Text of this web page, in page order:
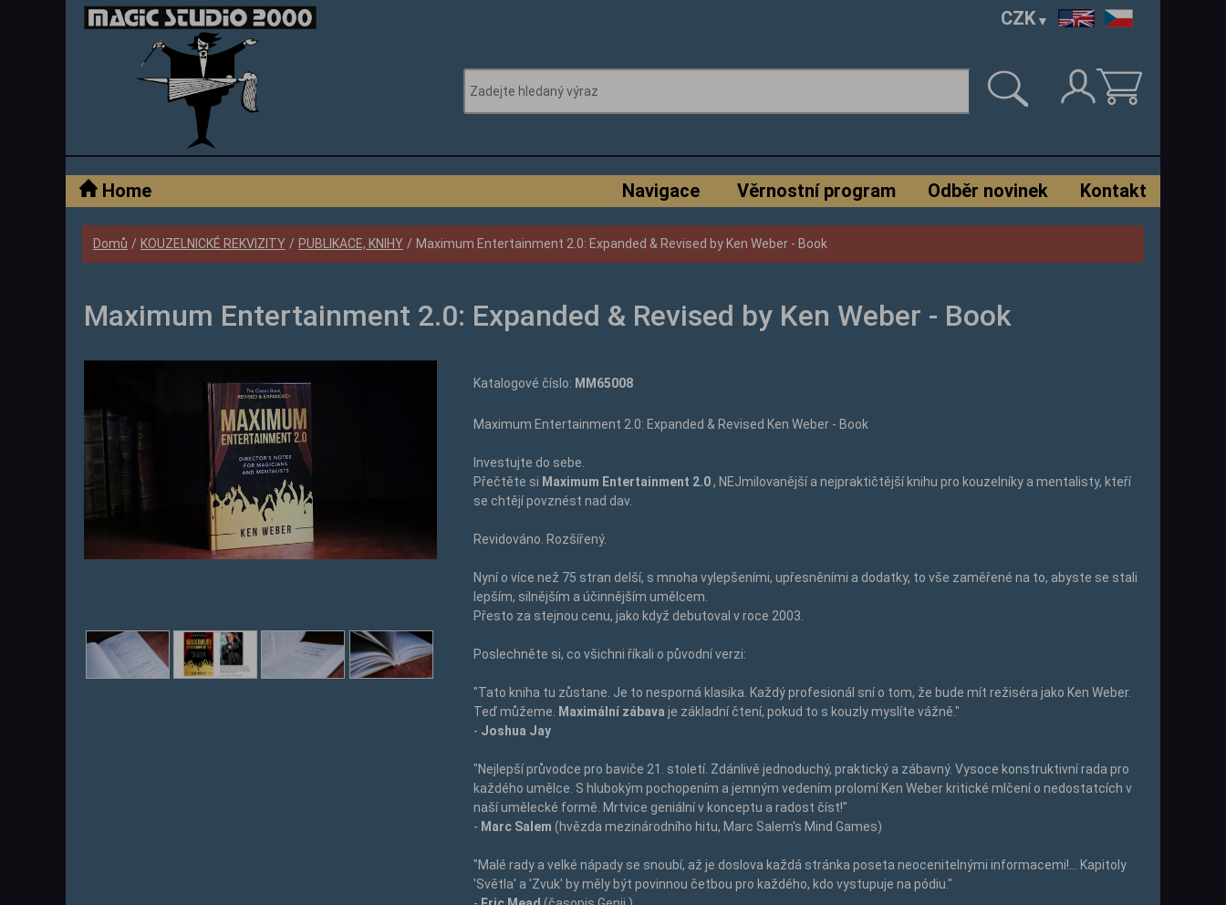
CZK
Home Navigace Věrnostní program Odběr novinek Kontakt
Domů / KOUZELNICKÉ REKVIZITY / PUBLIKACE, KNIHY / Maximum Entertainment 2.0: Expanded & Revised by Ken Weber - Book
Maximum Entertainment 2.0: Expanded & Revised by Ken Weber - Book
Katalogové číslo: MM65008
Maximum Entertainment 2.0: Expanded & Revised Ken Weber - Book
Investujte do sebe.
Přečtěte si Maximum Entertainment 2.0, NEJmilovanějšía nejpraktičtější knihu pro kouzelníky a mentalisty, kteří
se chtějí povznést nad dav.
Revidováno. Rozšířený.
Nyní o více než 75 stran delší, s mnoha vylepšeními, upřesněními a dodatky, to vše zaměřené na to, abyste se stali
lepším, silnějším a účinnějším umělcem.
Přesto za stejnou cenu, jako když debutoval v roce 2003.
Poslechněte si, co všichni říkali o původní verzi:
"Tato kniha tu zůstane. Je to nesporná klasika. Každý profesionál sní o tom, že bude mít režiséra jako Ken Weber.
Teď můžeme.
Maximální zábava je základní čtení, pokud to s kouzly myslíte vážně."
- Joshua Jay
"Nejlepší průvodce pro baviče 21. století. Zdánlivě jednoduchý, praktický a zábavný. Vysoce konstruktivní rada pro
každého umělce. S hlubokým pochopením a jemným vedením prolomí Ken Weber kritické mlčení o nedostatcích v
naší umělecké formě. Mrtvice geniální v konceptu a radost číst!"
- Marc Salem (hvězda mezinárodního hitu, Marc Salem's Mind Games)
"Malé rady a velké nápady se snoubí, až je doslova každá stránka poseta neocenitelnými informacemi!... Kapitoly
'Světla' a 'Zvuk' by měly být povinnou četbou pro každého, kdo vystupuje na pódiu."